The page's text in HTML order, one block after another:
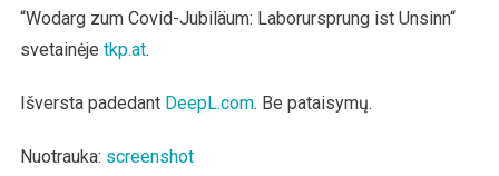
“Wodarg zum Covid-Jubiläum: Laborursprung ist Unsinn“
svetainėje tkp.at.
Išversta padedant DeepL.com. Be pataisymų.
Nuotrauka: screenshot